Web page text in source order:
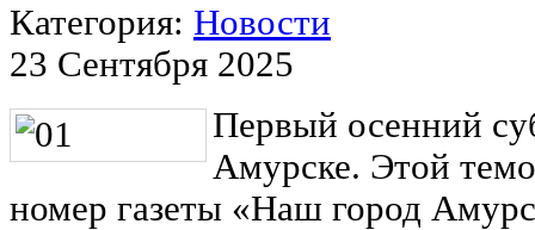
Категория: Новости
23 Сентября 2025
Первый осенний
Амурске. Этой
номер газеты «Наш город